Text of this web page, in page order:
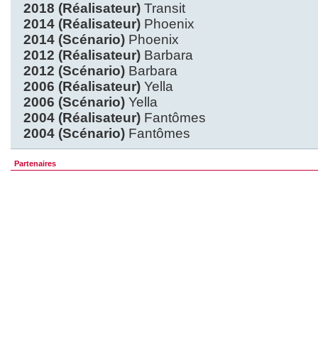
2018 (Réalisateur) Transit
2014 (Réalisateur) Phoenix
2014 (Scénario) Phoenix
2012 (Réalisateur) Barbara
2012 (Scénario) Barbara
2006 (Réalisateur) Yella
2006 (Scénario) Yella
2004 (Réalisateur) Fantômes
2004 (Scénario) Fantômes
Partenaires